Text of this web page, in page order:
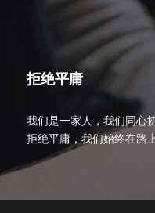
拒绝平庸
我们是一家人，我们同心
拒绝平庸，我们始终在路上